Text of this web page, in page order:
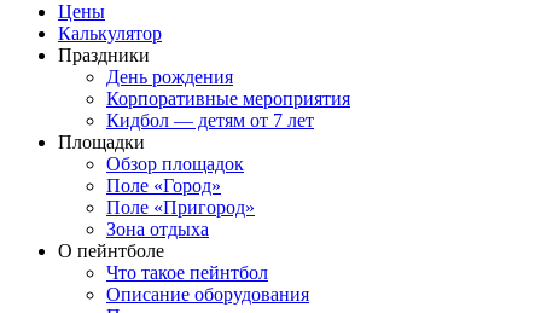
Цены
Калькулятор
Праздники
День рождения
Корпоративные мероприятия
Кидбол — детям от 7 лет
Площадки
Обзор площадок
Поле «Город»
Поле «Пригород»
Зона отдыха
О пейнтболе
Что такое пейнтбол
Описание оборудования